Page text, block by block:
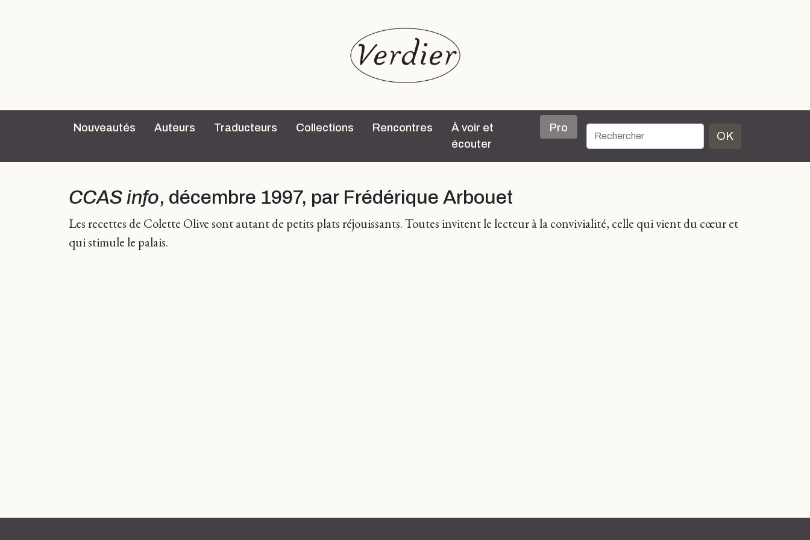
Nouveautés Auteurs Traducteurs Collections Rencontres
À voir et
écouter
Pro
OK
CCAS info, décembre 1997, par Frédérique Arbouet
Les recettes de Colette Olive sont autant de petits plats réjouissants. Toutes invitent le lecteur à la convivialité, celle qui vient du cœur et
qui stimule le palais.